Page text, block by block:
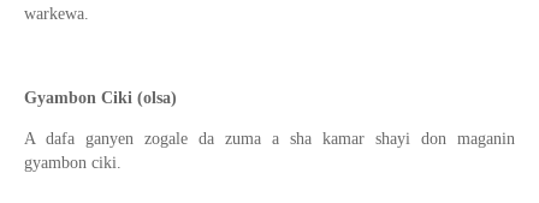
warkewa.
Gyambon Ciki (olsa)
A dafa ganyen zogale da zuma a sha kamar shayi don maganin
gyambon ciki.